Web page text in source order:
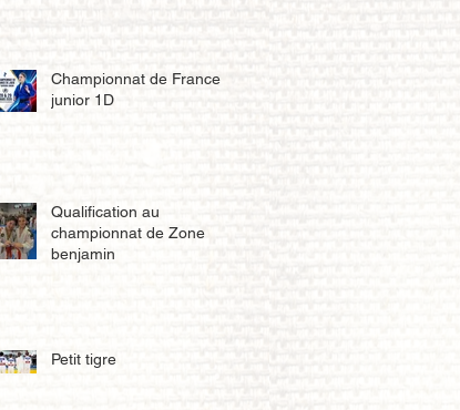
Championnat de France
junior 1D
Qualification au
championnat de Zone
benjamin
Petit tigre